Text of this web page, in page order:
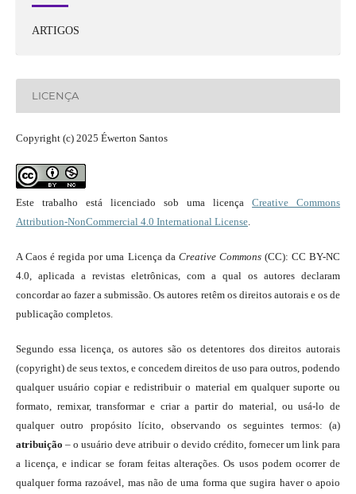
ARTIGOS
LICENÇA
Copyright (c) 2025 Éwerton Santos
Este trabalho está licenciado sob uma licençaCreative Commons
Attribution-NonCommercial 4.0 International License.
A Caos é regida por uma Licença da Creative Commons(CC): CC BY-NC
4.0, aplicada a revistas eletrônicas, com a qual os autores declaram
concordar ao fazer a submissão. Os autores retêm os direitos autorais e os de
publicação completos.
Segundo essa licença, os autores são os detentores dos direitos autorais
(copyright) de seus textos, e concedem direitos de uso para outros, podendo
qualquer usuário copiar e redistribuir o material em qualquer suporte ou
formato, remixar, transformar e criar a partir do material, ou usá-lo de
qualquer outro propósito lícito, observando os seguintes termos: (a)
atribuição – o usuário deve atribuir o devido crédito, fornecer um link para
a licença, e indicar se foram feitas alterações. Os usos podem ocorrer de
qualquer forma razoável, mas não de uma forma que sugira haver o apoio